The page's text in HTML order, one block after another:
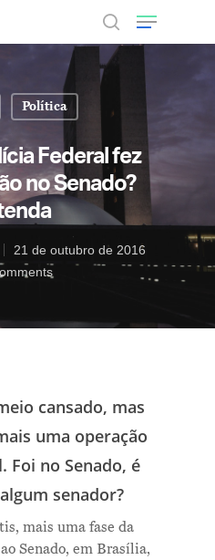
to close
Política
Federal fez
no Senado?
21 de outubro de 2016
cansado, mas
uma operação
Foi no Senado, é
senador?
mais uma fase da
Senado, em Brasília,